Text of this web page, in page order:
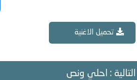
تحميل الاغنية
التالية : احلي ونص